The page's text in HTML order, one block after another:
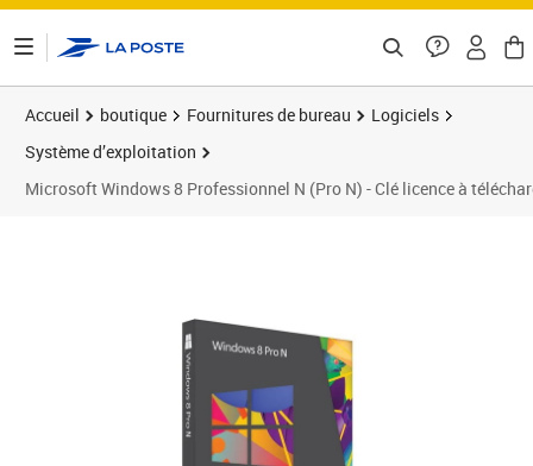
Accueil boutique Fournitures de bureau
Logiciels
Système d’exploitation
Microsoft Windows 8 Professionnel N (Pro N) - Clé licence à